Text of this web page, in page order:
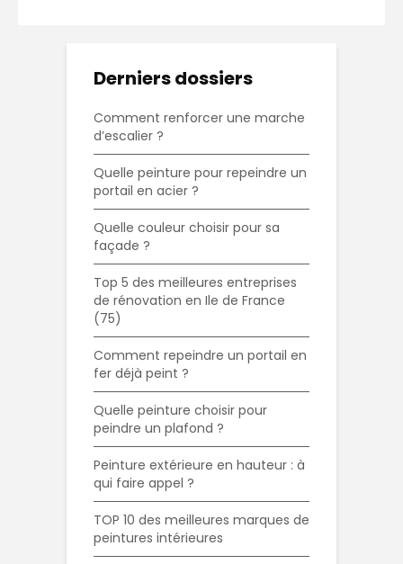
Derniers dossiers
Comment renforcer une marche
d’escalier ?
Quelle peinture pour repeindre un
portail en acier ?
Quelle couleur choisir pour sa
façade ?
Top 5 des meilleures entreprises
de rénovation en Ile de France
(75)
Comment repeindre un portail en
fer déjà peint ?
Quelle peinture choisir pour
peindre un plafond ?
Peinture extérieure en hauteur : à
qui faire appel ?
TOP 10 des meilleures marques de
peintures intérieures